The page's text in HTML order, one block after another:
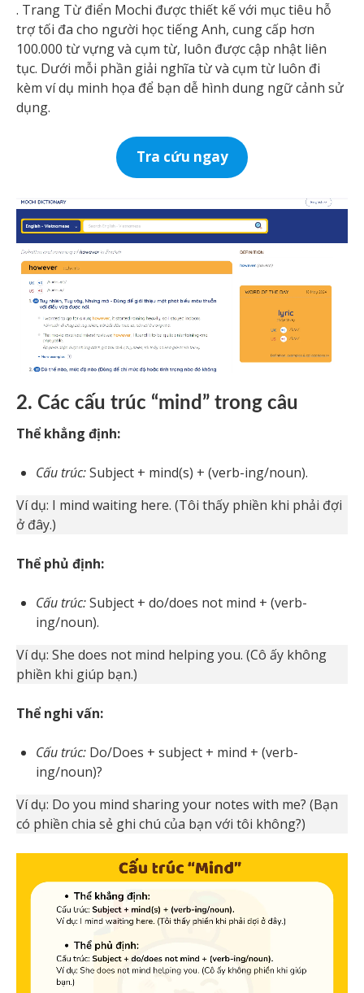
. Trang Từ điển Mochi được thiết kế với mục tiêu hỗ
trợ tối đa cho người học tiếng Anh, cung cấp hơn
100.000 từ vựng và cụm từ, luôn được cập nhật liên
tục. Dưới mỗi phần giải nghĩa từ và cụm từ luôn đi
kèm ví dụ minh họa để bạn dễ hình dung ngữ cảnh sử
dụng.
Tra cứu ngay
2. Các cấu trúc “mind” trong câu
Thể khẳng định:
Cấu trúc:Subject + mind(s) + (verb-ing/noun).
Ví dụ: I mind waiting here. (Tôi thấy phiền khi phải đợi
ở đây.)
Thể phủ định:
Cấu trúc:Subject + do/does not mind + (verb-
ing/noun).
Ví dụ: She does not mind helping you. (Cô ấy không
phiền khi giúp bạn.)
Thể nghi vấn:
Cấu trúc: Do/Does + subject + mind + (verb-
ing/noun)?
Ví dụ: Do you mind sharing your notes with me? (Bạn
có phiền chia sẻ ghi chú của bạn với tôi không?)